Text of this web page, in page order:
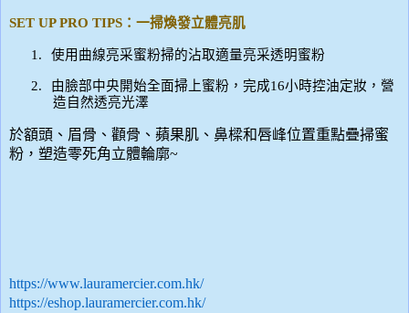
SET UP PRO TIPS ：一掃煥發立體亮肌
1. 使用曲線亮采蜜粉掃的沾取適量亮采透明蜜粉
2. 由臉部中央開始全面掃上蜜粉，完成16小時控油定妝，營
造自然透亮光澤
於額頭、眉骨、顴骨、蘋果肌、鼻樑和唇峰位置重點疊掃蜜
粉，塑造零死角立體輪廓~
https://www.lauramercier.com.hk/
https://eshop.lauramercier.com.hk/